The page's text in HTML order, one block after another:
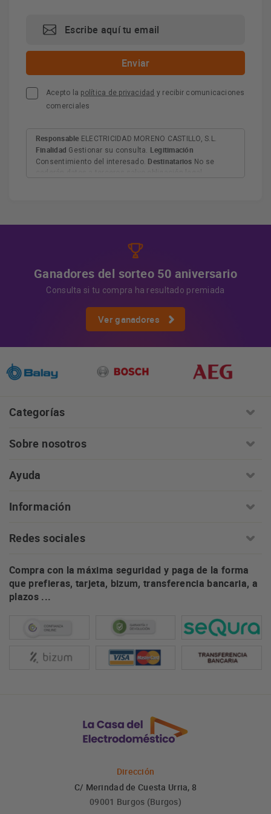
periódicamente las bacterias y microorganismos,
garantizando un suministro de agua caliente limpio y seguro.
Acepto la política de privacidad y recibir comunicaciones
comerciales
Responsable ELECTRICIDAD MORENO CASTILLO, S.L.
Finalidad Gestionar su consulta. Legitimación
Consentimiento del interesado. Destinatarios No se
Ganadores del sorteo 50 aniversario
Consulta si tu compra ha resultado premiada
Ver ganadores
Categorías
Sobre nosotros
Ayuda
Información
Redes sociales
Compra con la máxima seguridad y paga de la forma
que prefieras, tarjeta, bizum, transferencia bancaria, a
plazos ...
Dirección
C/ Merindad de Cuesta Urria, 8
09001 Burgos (Burgos)